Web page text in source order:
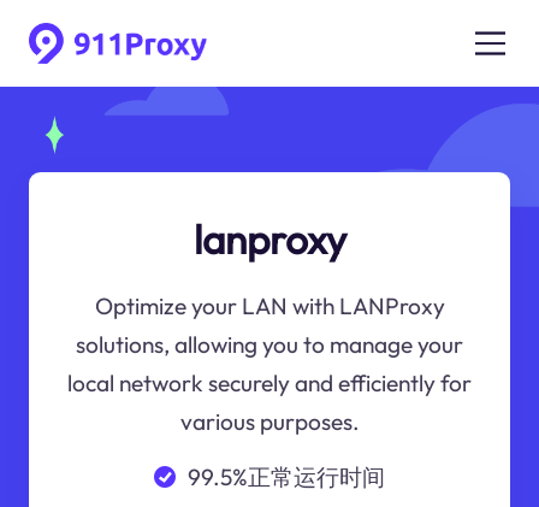
lanproxy
Optimize your LAN with LANProxy
solutions, allowing you to manage your
local network securely and efficiently for
various purposes.
99.5%正常运行时间